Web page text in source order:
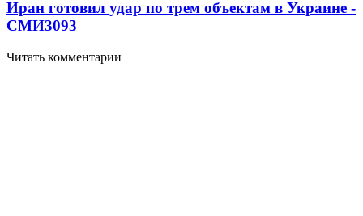
Иран готовил удар по трем объектам в Украине -
СМИ3093
Читать комментарии